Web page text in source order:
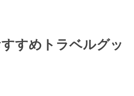
すめトラベルグッ